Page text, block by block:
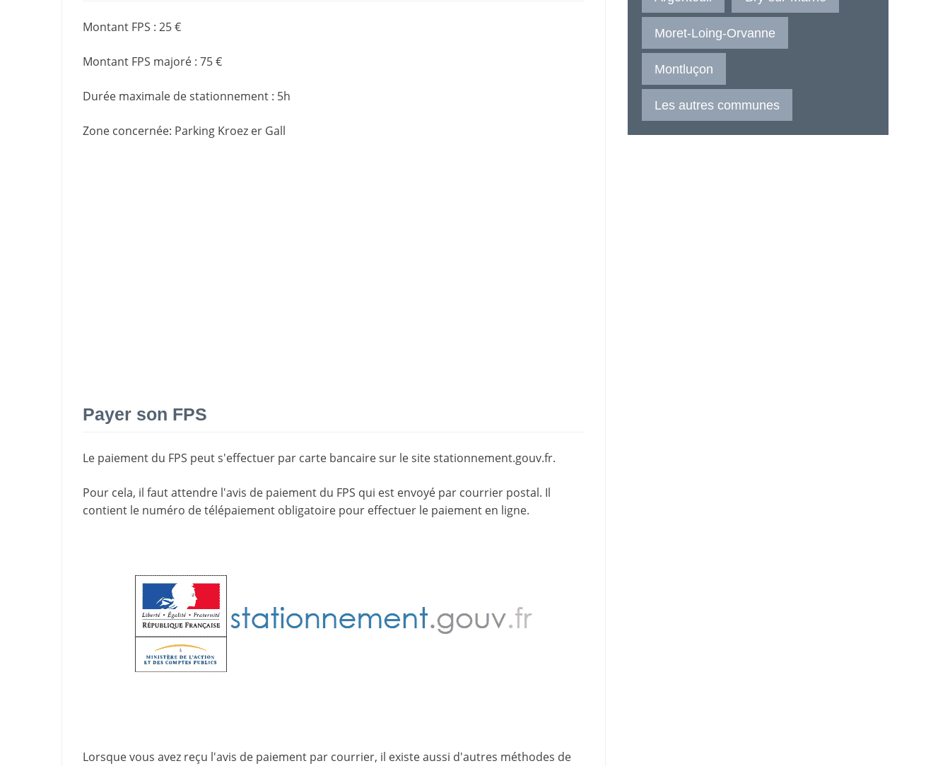
Montant FPS : 25 €
Montant FPS majoré : 75 €
Durée maximale de stationnement : 5h
Zone concernée: Parking Kroez er Gall
Payer son FPS
Le paiement du FPS peut s'effectuer par carte bancaire sur le sitestationnement.gouv.fr.
Pour cela, il faut attendre l'avis de paiement du FPS qui est envoyé par courrier postal. Il
contient le numéro de télépaiement obligatoire pour effectuer le paiement en ligne.
Lorsque vous avez reçu l'avis de paiement par courrier, il existe aussi d'autres méthodes de
Moret-Loing-Orvanne
Montluçon
Les autres communes